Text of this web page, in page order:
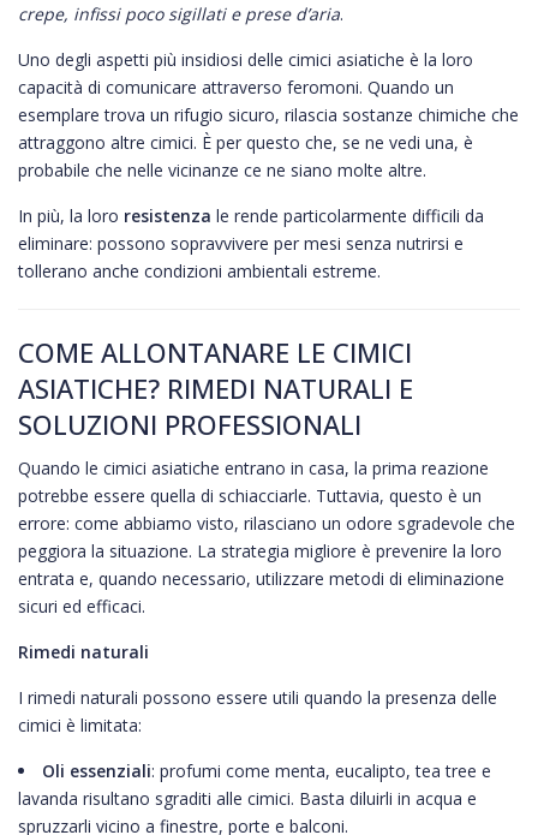
crepe, infissi poco sigillati e prese d’aria.
Uno degli aspetti più insidiosi delle cimici asiatiche è la loro
capacità di comunicare attraverso feromoni. Quando un
esemplare trova un rifugio sicuro, rilascia sostanze chimiche che
attraggono altre cimici. È per questo che, se ne vedi una, è
probabile che nelle vicinanze ce ne siano molte altre.
In più, la loro resistenza le rende particolarmente difficili da
eliminare: possono sopravvivere per mesi senza nutrirsi e
tollerano anche condizioni ambientali estreme.
COME ALLONTANARE LE CIMICI
ASIATICHE? RIMEDI NATURALI E
SOLUZIONI PROFESSIONALI
Quando le cimici asiatiche entrano in casa, la prima reazione
potrebbe essere quella di schiacciarle. Tuttavia, questo è un
errore: come abbiamo visto, rilasciano un odore sgradevole che
peggiora la situazione. La strategia migliore è prevenire la loro
entrata e, quando necessario, utilizzare metodi di eliminazione
sicuri ed efficaci.
Rimedi naturali
I rimedi naturali possono essere utili quando la presenza delle
cimici è limitata:
Oli essenziali: profumi come menta, eucalipto, tea tree e
lavanda risultano sgraditi alle cimici. Basta diluirli in acqua e
spruzzarli vicino a finestre, porte e balconi.